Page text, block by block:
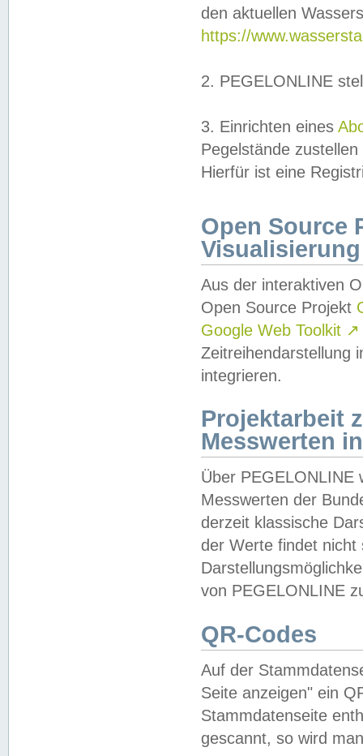
den aktuellen
https://
2. PEGELONLINE
3. Einrichten eines
Pegelstände
Hierfür ist eine
Open Source
Visualisierung
Aus der interaktiven
Open Source Projekt
Google Web Toolkit ↗
Zeitreihendarstellung
integrieren.
Projektarbeit
Messwerten
Über PEGELONLINE
Messwerten der
derzeit klassische
der Werte findet
von PEGELONLINE
QR-Codes
Auf der
Seite anzeigen" ein
Stammdatenseite
gescannt, so wird